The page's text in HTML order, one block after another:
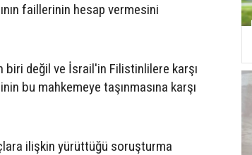
faillerinin hesap vermesini
biri değil ve İsrail'in Filistinlilere karşı
bu mahkemeye taşınmasına karşı
ilişkin yürüttüğü soruşturma